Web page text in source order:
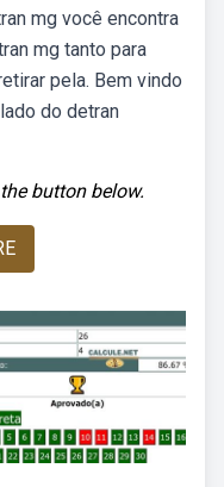
mg você encontra
mg tanto para
pela. Bem vindo
do detran
button below.